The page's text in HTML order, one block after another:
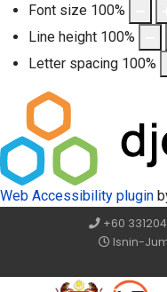
Font size 100%
Line height 100%
Letter spacing 100%
Web Accessibility plugin
+60
Isnin-